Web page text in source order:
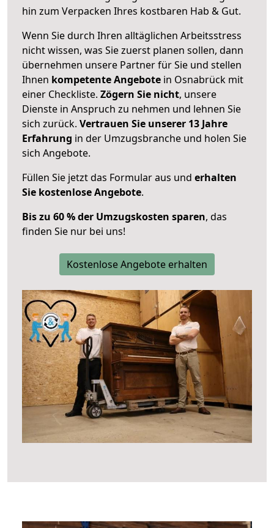
hin zum Verpacken Ihres kostbaren Hab & Gut.
Wenn Sie durch Ihren alltäglichen Arbeitsstress
nicht wissen, was Sie zuerst planen sollen, dann
übernehmen unsere Partner für Sie und stellen
Ihnen kompetente Angebote in Osnabrück mit
einer Checkliste. Zögern Sie nicht, unsere
Dienste in Anspruch zu nehmen und lehnen Sie
sich zurück. Vertrauen Sie unserer 13 Jahre
Erfahrung in der Umzugsbranche und holen Sie
sich Angebote.
Füllen Sie jetzt das Formular aus und erhalten
Sie kostenlose Angebote.
Bis zu 60 % der Umzugskosten sparen, das
finden Sie nur bei uns!
Kostenlose Angebote erhalten